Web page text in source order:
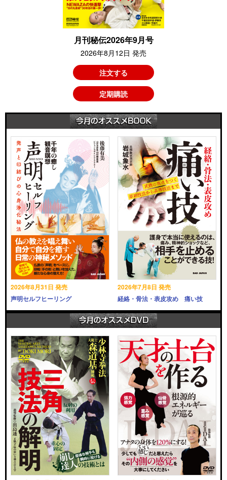
月刊秘伝2026年9月号
2026年8月12日 発売
注文する
定期購読
2026年8月31日 発売
声明セルフヒーリング
2026年7月8日 発売
経絡・骨法・表皮攻め 痛い技